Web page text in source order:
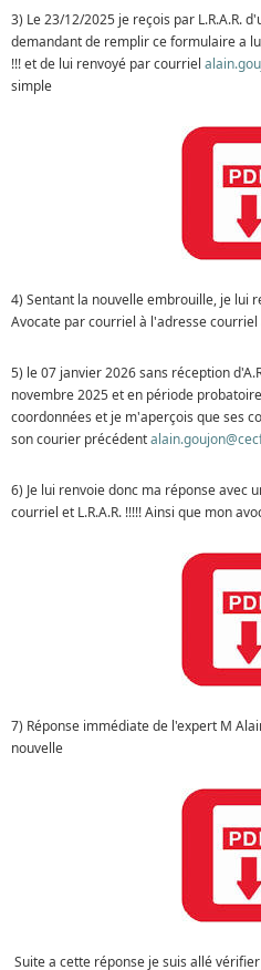
3) Le 23/12/2025 je reçois par L.R.A.R.
demandant de remplir ce formulaire a
!!! et de lui renvoyé par courriel
simple
4) Sentant la nouvelle embrouille, je lui
Avocate par courriel à l'adresse courriel
5) le 07 janvier 2026 sans réception
novembre 2025 et en période
coordonnées et je m'aperçois que ses
son courier précédent
6) Je lui renvoie donc ma réponse avec
courriel et L.R.A.R. !!!!! Ainsi que mon
7) Réponse immédiate de l'expert M
nouvelle
Suite a cette réponse je suis allé